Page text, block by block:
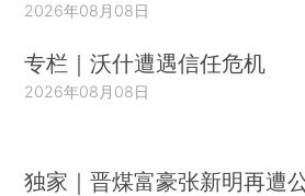
2026年08月08日
专栏｜沃什遭遇信任危机
2026年08月08日
独家｜晋煤富豪张新明再遭